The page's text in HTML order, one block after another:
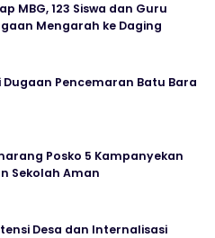
MBG, 123 Siswa dan Guru
Mengarah ke Daging
Dugaan Pencemaran Batu Bara
Posko 5 Kampanyekan
Sekolah Aman
Desa dan Internalisasi